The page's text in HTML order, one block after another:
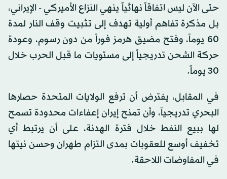
حتى الآن ليس اتفاقاً نهائياً ينهي النزاع الأميركي - الإيراني،
بل مذكرة تفاهم أولية تهدف إلى تثبيت وقف النار لمدة
60 يوماً، وفتح مضيق هرمز فوراً من دون رسوم، وعودة
حركة الشحن تدريجياً إلى مستويات ما قبل الحرب خلال
30 يوماً.
في المقابل، يفترض أن ترفع الولايات المتحدة حصارها
البحري تدريجياً، وأن تمنح إيران إعفاءات محدودة تسمح
لها ببيع النفط خلال فترة الهدنة، على أن يرتبط أي
تخفيف أوسع للعقوبات بمدى التزام طهران وحسن نيتها
في المفاوضات اللاحقة.